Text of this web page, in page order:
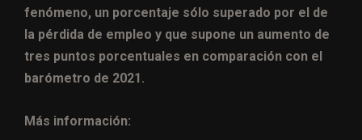
fenómeno, un porcentaje sólo superado por el de
la pérdida de empleo y que supone un aumento de
tres puntos porcentuales en comparación con el
barómetro de 2021.
Más información: